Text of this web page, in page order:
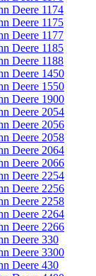
Deere 1174
Deere 1175
Deere 1177
Deere 1185
Deere 1188
Deere 1450
Deere 1550
Deere 1900
Deere 2054
Deere 2056
Deere 2058
Deere 2064
Deere 2066
Deere 2254
Deere 2256
Deere 2258
Deere 2264
Deere 2266
Deere 330
Deere 3300
Deere 430